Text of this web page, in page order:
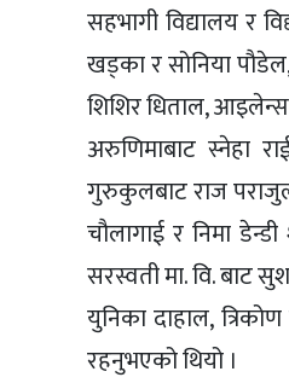
सहभागी विद्यालय र
खड्का र सोनिया
शिशिर धिताल, आइलेन्स
अरुणिमाबाट स्नेहा
गुरुकुलबाट राज
चौलागाई र निमा डेन्डी
सरस्वती मा. वि. बाट
युनिका दाहाल,
रहनुभएको थियो ।